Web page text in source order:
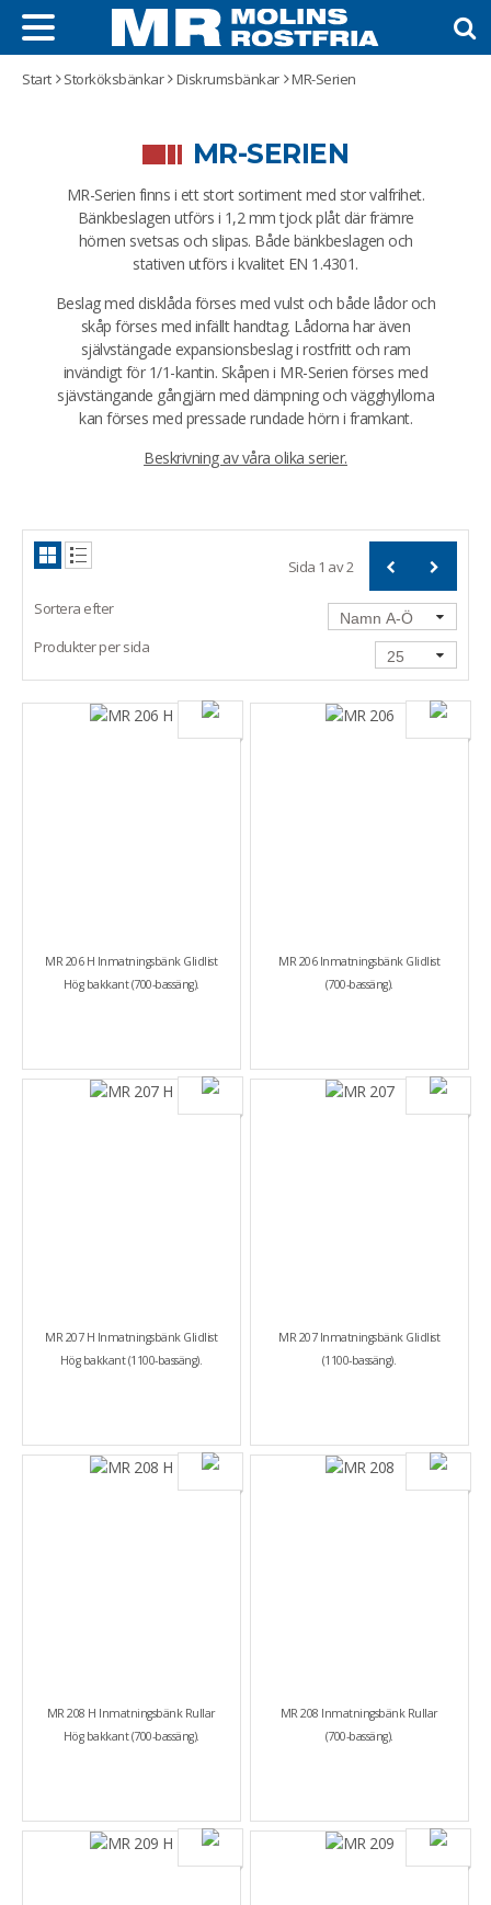
Start Storköksbänkar Diskrumsbänkar MR-Serien
MR-Serien
ODR-Serien
MR Bänktillbehör
ODR Bänktillbehör
Styckbord
MR-SERIEN
MR-Serien finns i ett stort sortiment med stor valfrihet.
Bänkbeslagen utförs i 1,2 mm tjock plåt där främre
hörnen svetsas och slipas. Både bänkbeslagen och
stativen utförs i kvalitet EN 1.4301.
Beslag med disklåda förses med vulst och både lådor och
skåp förses med infällt handtag. Lådorna har även
självstängade expansionsbeslag i rostfritt och ram
invändigt för 1/1-kantin. Skåpen i MR-Serien förses med
sjävstängande gångjärn med dämpning och vägghyllorna
kan förses med pressade rundade hörn i framkant.
Beskrivning av våra olika serier.
Sortera efter
Produkter per sida
Sida 1 av2
MR 206 H Inmatningsbänk Glidlist
Hög bakkant (700-bassäng).
MR 206 Inmatningsbänk Glidlist
(700-bassäng).
MR 207 H Inmatningsbänk Glidlist
Hög bakkant (1100-bassäng).
MR 207 Inmatningsbänk Glidlist
(1100-bassäng).
MR 208 H Inmatningsbänk Rullar
Hög bakkant (700-bassäng).
MR 208 Inmatningsbänk Rullar
(700-bassäng).